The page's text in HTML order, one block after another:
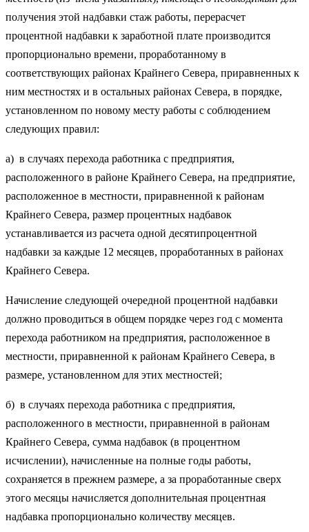
получения этой надбавки стаж работы, перерасчет
процентной надбавки к заработной плате производится
пропорционально времени, проработанному в
соответствующих районах Крайнего Севера, приравненных к
ним местностях и в остальных районах Севера, в порядке,
установленном по новому месту работы с соблюдением
следующих правил:
а) в случаях перехода работника с предприятия,
расположенного в районе Крайнего Севера, на предприятие,
расположенное в местности, приравненной к районам
Крайнего Севера, размер процентных надбавок
устанавливается из расчета одной десятипроцентной
надбавки за каждые 12 месяцев, проработанных в районах
Крайнего Севера.
Начисление следующей очередной процентной надбавки
должно проводиться в общем порядке через год с момента
перехода работником на предприятия, расположенное в
местности, приравненной к районам Крайнего Севера, в
размере, установленном для этих местностей;
б) в случаях перехода работника с предприятия,
расположенного в местности, приравненной в районам
Крайнего Севера, сумма надбавок (в процентном
исчислении), начисленные на полные годы работы,
сохраняется в прежнем размере, а за проработанные сверх
этого месяцы начисляется дополнительная процентная
надбавка пропорционально количеству месяцев.